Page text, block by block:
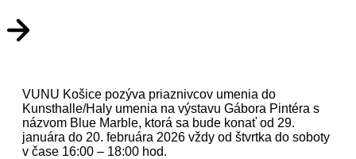
VUNU Košice pozýva priaznivcov umenia do
Kunsthalle/Haly umenia na výstavu Gábora Pintéra s
názvom Blue Marble, ktorá sa bude konať od 29.
januára do 20. februára 2026 vždy od štvrtka do soboty
v čase 16:00 – 18:00 hod.